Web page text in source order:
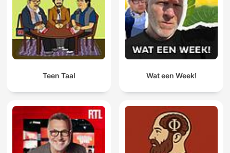
Teen Taal Wat een Week!